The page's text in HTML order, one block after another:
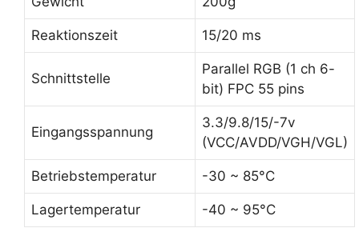
Reaktionszeit 15/20 ms
Schnittstelle
Parallel RGB (1 ch 6-
bit) FPC 55 pins
Eingangsspannung
3.3/9.8/15/-7v
(VCC/AVDD/VGH/VGL)
Betriebstemperatur -30 ~ 85°C
Lagertemperatur -40 ~ 95°C